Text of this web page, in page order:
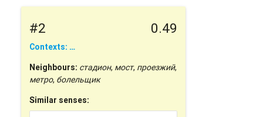
#2 0.49
Contexts: …
Neighbours: стадион, мост, проезжий,
метро, болельщик
Similar senses: